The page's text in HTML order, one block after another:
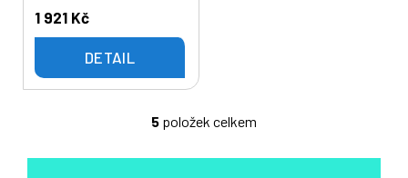
1 921 Kč
DETAIL
O
5 položek celkem